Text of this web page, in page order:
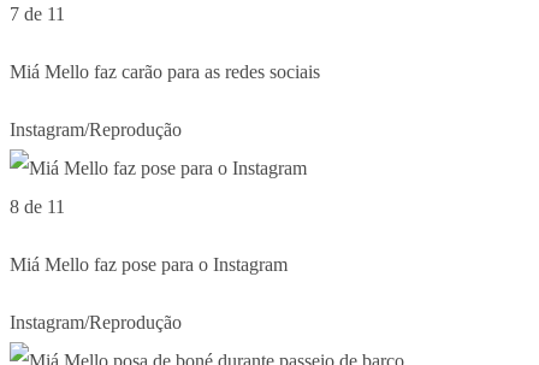
7 de 11
Miá Mello faz carão para as redes sociais
Instagram/Reprodução
8 de 11
Miá Mello faz pose para o Instagram
Instagram/Reprodução